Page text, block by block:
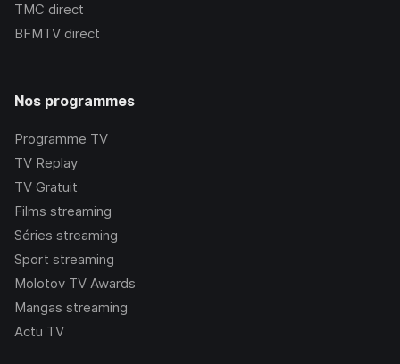
TMC direct
BFMTV direct
Nos programmes
Programme TV
TV Replay
TV Gratuit
Films streaming
Séries streaming
Sport streaming
Molotov TV Awards
Mangas streaming
Actu TV